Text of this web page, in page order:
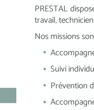
PRESTAL
travail,
Nos missions
Suivi
Prévention